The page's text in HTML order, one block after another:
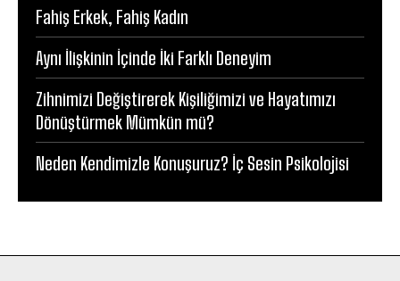
Fahiş Erkek, Fahiş Kadın
Aynı İlişkinin İçinde İki Farklı Deneyim
Zihnimizi Değiştirerek Kişiliğimizi ve Hayatımızı
Dönüştürmek Mümkün mü?
Neden Kendimizle Konuşuruz? İç Sesin Psikolojisi